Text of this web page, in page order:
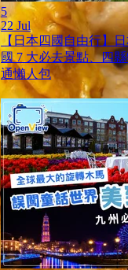
5
22 Jul
【日本四國自由行】
國 7 大必去景點、四
通懶人包